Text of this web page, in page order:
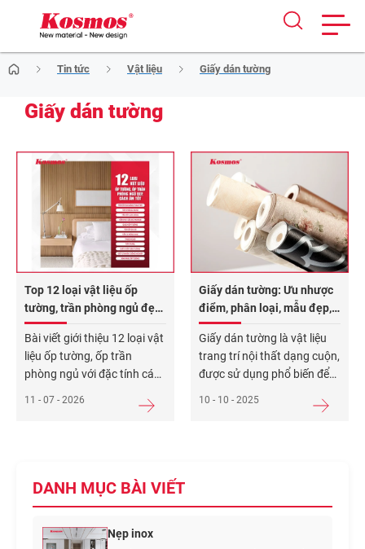
Skip
to
Tin tức Vật liệu Giấy dán tường
Giấy dán tường
Top 12 loại vật liệu ốp
tường, trần phòng ngủ đẹp,
cách âm tốt 2026
Bài viết giới thiệu 12 loại vật
liệu ốp tường, ốp trần
phòng ngủ với đặc tính cách
tốt. Tấm ốp sợi than tre đa
và tuổi Xem thêm...
11 - 07 - 2026
Giấy dán tường: Ưu nhược
điểm, phân loại, mẫu đẹp,
báo giá, cách thi công
Giấy dán tường là vật liệu
trang trí nội thất dạng cuộn,
được sử dụng phổ biến để
tường thông qua lớp keo
10 - 10 - 2025
DANH MỤC BÀI VIẾT
Nẹp inox